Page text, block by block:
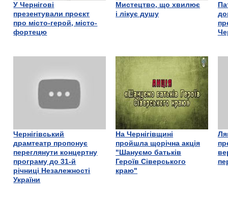
У Чернігові
презентували проєкт
про місто-герой, місто-
фортецю
Мистецтво, що хвилює
і лікує душу
Чернігівський
драмтеатр пропонує
переглянути концертну
програму до 31-й
річниці Незалежності
України
На Чернігівщині
пройшла щорічна акція
"Шануємо батьків
Героїв Сіверського
краю"